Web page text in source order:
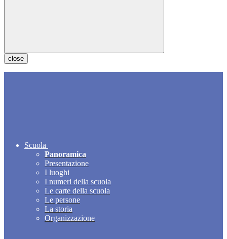
close
Scuola
Panoramica
Presentazione
I luoghi
I numeri della scuola
Le carte della scuola
Le persone
La storia
Organizzazione